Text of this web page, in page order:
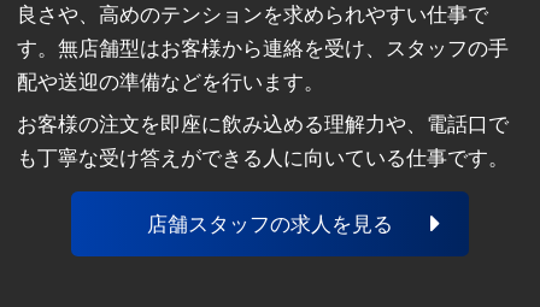
良さや、高めのテンションを求められやすい仕事で
す。無店舗型はお客様から連絡を受け、スタッフの手
配や送迎の準備などを行います。
お客様の注文を即座に飲み込める理解力や、電話口で
も丁寧な受け答えができる人に向いている仕事です。
店舗スタッフの求人を見る